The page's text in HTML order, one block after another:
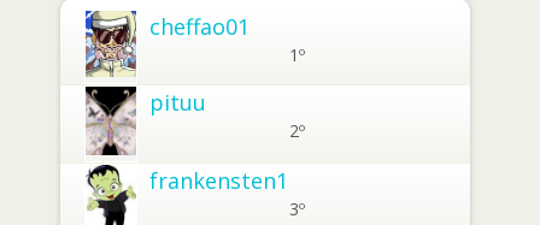
cheffao01
1º
pituu
2º
frankensten1
3º